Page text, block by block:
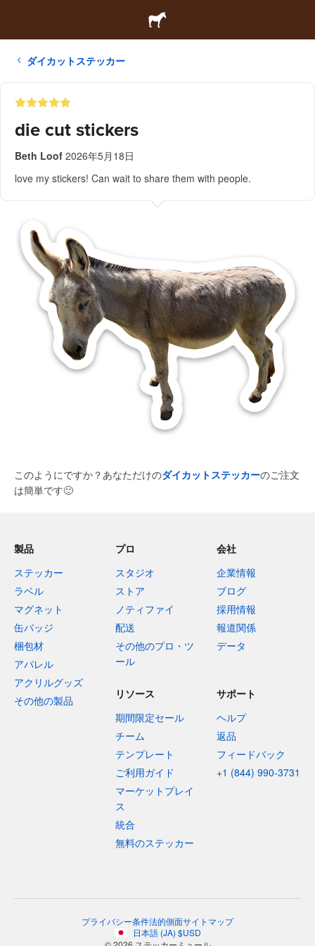
ダイカットステッカー
die cut stickers
Beth Loof 2026年5月18日
love my stickers! Can wait to share them with people.
このようにですか？あなただけのダイカットステッカーのご注文
は簡単です🙂
製品
ステッカー
ラベル
マグネット
缶バッジ
梱包材
アパレル
アクリルグッズ
その他の製品
プロ
スタジオ
ストア
ノティファイ
配送
その他のプロ・ツ
ール
会社
企業情報
ブログ
採用情報
報道関係
データ
リソース
期間限定セール
チーム
テンプレート
ご利用ガイド
マーケットプレイ
ス
統合
無料のステッカー
サポート
ヘルプ
返品
フィードバック
+1 (844) 990-3731
プライバシー条件法的側面サイトマップ
日本語(JA) $USD